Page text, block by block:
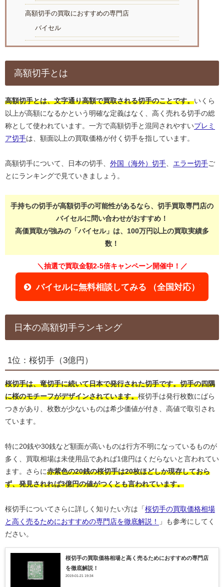
高額切手の買取におすすめの専門店
バイセル
高額切手とは
高額切手とは、文字通り高額で買取される切手のことです。いくら
以上が高額になるかという明確な定義はなく、高く売れる切手の総
称として使われています。一方で高額切手と混同されやすいプレミ
ア切手は、額面以上の買取価格が付く切手を指しています。
高額切手について、日本の切手、 外国（海外）切手 エラー切手ご
とにランキングで見ていきましょう。
手持ちの切手が高額切手の可能性があるなら、切手買取専門店の
バイセルに問い合わせがおすすめ！
高価買取が強みの「バイセル」は、100万円以上の買取実績多
数！
＼抽選で買取金額2-5倍キャンペーン開催中！／
バイセルに無料相談してみる （全国対応）
日本の高額切手ランキング
1位：桜切手（3億円）
桜切手は、竜切手に続いて日本で発行された切手です。切手の四隅
に桜のモチーフがデザインされています。桜切手は発行枚数にばら
つきがあり、枚数が少ないものは希少価値が付き、高値で取引され
ています。
特に20銭や30銭など額面が高いものは行方不明になっているものが
多く、買取相場は未使用品であれば1億円はくだらないと言われてい
ます。さらに赤紫色の20銭の桜切手は20枚ほどしか現存しておら
ず、発見されれば3億円の値がつくとも言われています。
桜切手についてさらに詳しく知りたい方は「桜切手の買取価格相場
と高く売るためにおすすめの専門店を徹底解説！
」も参考にしてく
ださい。
桜切手の買取価格相場と高く売るためにおすすめの専門店
を徹底解説！
2019-01-21 19:34